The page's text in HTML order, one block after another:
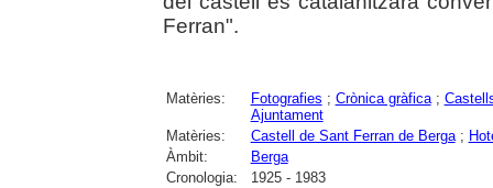
Ferran".
Matèries: Fotografies ; Crònica gràfica;
Ajuntament
Matèries:
Castell de Sant Ferran de Berga;
Àmbit:
Berga
Cronologia:
1925 - 1983